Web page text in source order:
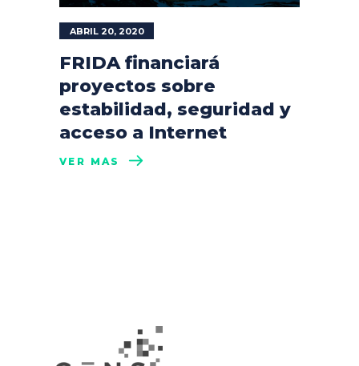
ABRIL 20, 2020
FRIDA financiará
proyectos sobre
estabilidad, seguridad y
acceso a Internet
VER MÁS